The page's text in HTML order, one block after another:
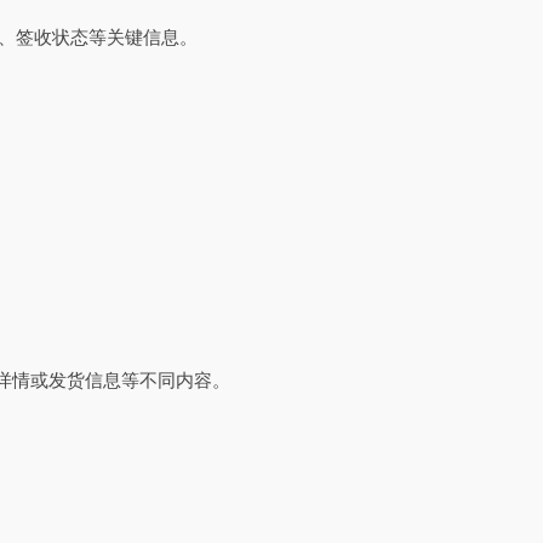
签收状态等关键信息。
或发货信息等不同内容。